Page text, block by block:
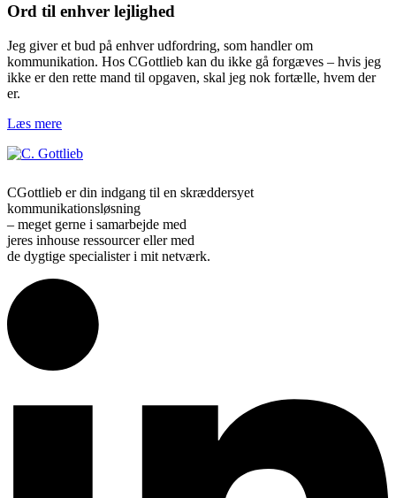
Ord til enhver lejlighed
Jeg giver et bud på enhver udfordring, som handler om
kommunikation. Hos CGottlieb kan du ikke gå forgæves – hvis jeg
ikke er den rette mand til opgaven, skal jeg nok fortælle, hvem der
er.
Læs mere
CGottlieb er din indgang til en skræddersyet
kommunikationsløsning
– meget gerne i samarbejde med
jeres inhouse ressourcer eller med
de dygtige specialister i mit netværk.